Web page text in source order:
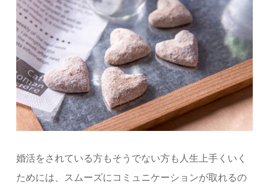
婚活をされている方もそうでない方も人生上手くいく
ためには、スムーズにコミュニケーションが取れるの